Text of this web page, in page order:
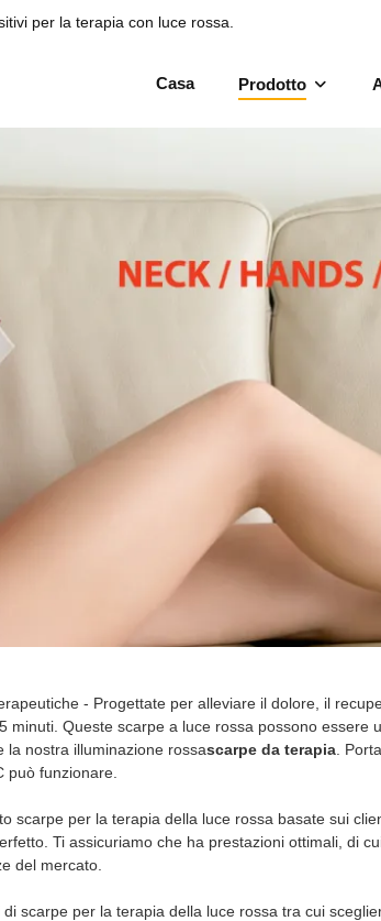
per la terapia con luce rossa.
Casa Prodotto
terapia della
Scarpe per terapia della luce rossa
- Progettate per alleviare il dolore, il
minuti. Queste scarpe a luce rossa possono
la nostra illuminazione rossascarpe da terapia .
può funzionare.
scarpe per la terapia della luce rossa basate sui
Ti assicuriamo che ha prestazioni ottimali, di
del mercato.
scarpe per la terapia della luce rossa tra cui